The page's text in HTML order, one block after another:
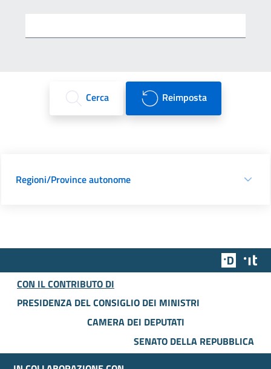
Cerca Reimposta
Regioni/Province autonome
Team
CON IL CONTRIBUTO DI
PRESIDENZA DEL CONSIGLIO DEI MINISTRI
CAMERA DEI DEPUTATI
SENATO DELLA REPUBBLICA